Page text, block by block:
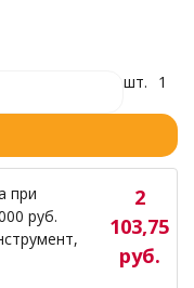
шт. 1
при
руб.
2
103,75
руб.